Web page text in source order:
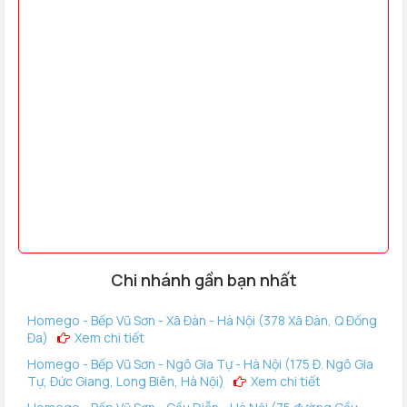
Chi nhánh gần bạn nhất
Homego - Bếp Vũ Sơn - Xã Đàn - Hà Nội (378 Xã Đàn, Q Đống
Đa)
Xem chi tiết
Homego - Bếp Vũ Sơn - Ngô Gia Tự - Hà Nội (175 Đ. Ngô Gia
Tự, Đức Giang, Long Biên, Hà Nội)
Xem chi tiết